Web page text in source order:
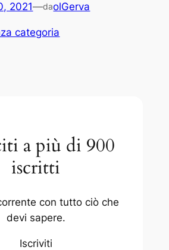
2021—daolGerva
categoria
a più di 900
iscritti
con tutto ciò che
devi sapere.
Iscriviti